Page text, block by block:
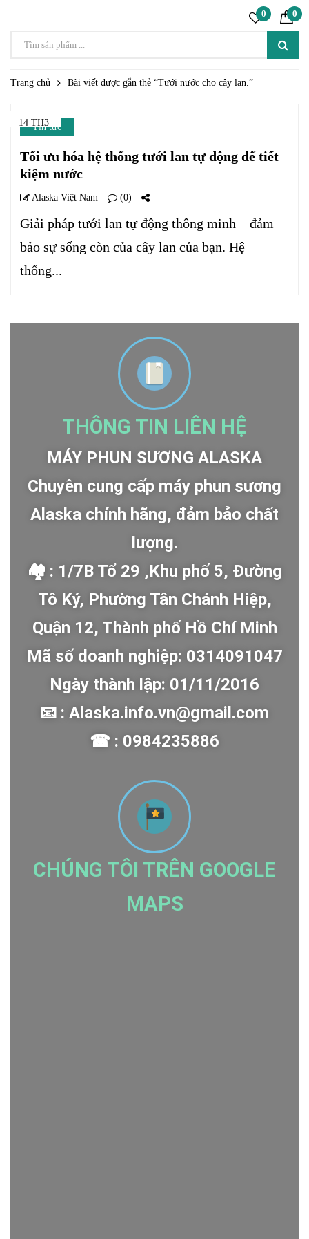
0 0
Trang chủ Bài viết được gắn thẻ “Tưới nước cho cây lan.”
14 TH3
Tin tức
Tối ưu hóa hệ thống tưới lan tự động để tiết
kiệm nước
Alaska Việt Nam (0)
Giải pháp tưới lan tự động thông minh – đảm
bảo sự sống còn của cây lan của bạn. Hệ
thống...
THÔNG TIN LIÊN HỆ
MÁY PHUN SƯƠNG ALASKA
Chuyên cung cấp máy phun sương
Alaska chính hãng, đảm bảo chất
lượng.
🏘 : 1/7B Tổ 29 ,Khu phố 5, Đường
Tô Ký, Phường Tân Chánh Hiệp,
Quận 12, Thành phố Hồ Chí Minh
Mã số doanh nghiệp: 0314091047
Ngày thành lập: 01/11/2016
📧 : Alaska.info.vn@gmail.com
☎ : 0984235886
CHÚNG TÔI TRÊN GOOGLE
MAPS